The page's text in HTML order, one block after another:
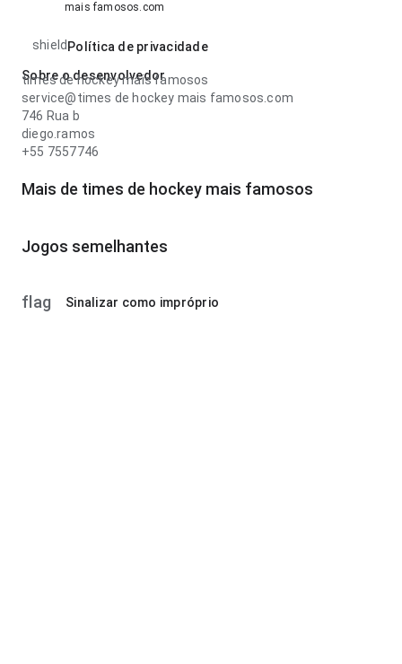
mais famosos.com
shield Política de privacidade
Sobre o desenvolvedor
times de hockey mais famosos
service@times de hockey mais famosos.com
746 Rua b
diego.ramos
+55 7557746
Mais de times de hockey mais famosos
Jogos semelhantes
flag Sinalizar como impróprio